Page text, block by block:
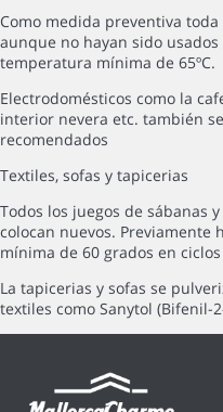
Como medida preventiva
aunque no hayan sido
temperatura mínima de 65ºC.
Electrodomésticos como la
interior nevera etc. también
recomendados
Textiles, sofas y tapicerias
Todos los juegos de sábanas
colocan nuevos. Previamente
mínima de 60 grados en
La tapicerias y sofas se
textiles como Sanytol (Bifenil-